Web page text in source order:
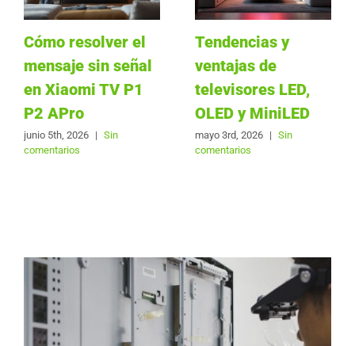
Cómo resolver el
mensaje sin señal
en Xiaomi TV P1
P2 APro
junio 5th, 2026 | Sin
comentarios
Tendencias y
ventajas de
televisores LED,
OLED y MiniLED
mayo 3rd, 2026 | Sin
comentarios